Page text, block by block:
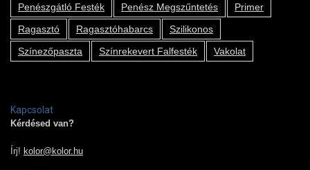
Penészgátló Festék
Penész Megszűntetés
Primer
Ragasztó
Ragasztóhabarcs
Szilikonos
Színezőpaszta
Színrekevert Falfesték Vakolat
Kapcsolat
Kérdésed van?
Írj! kolor@kolor.hu